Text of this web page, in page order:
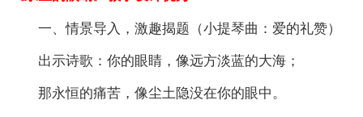
一、情景导入，激趣揭题（小提琴曲：爱的礼赞）
出示诗歌：你的眼睛，像远方淡蓝的大海；
那永恒的痛苦，像尘土隐没在你的眼中。